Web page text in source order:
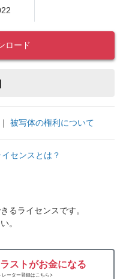
ロード
｜ 被写体の権利について
センスとは？
るライセンスです。
。
ストがお金になる
レーター登録はこちら>